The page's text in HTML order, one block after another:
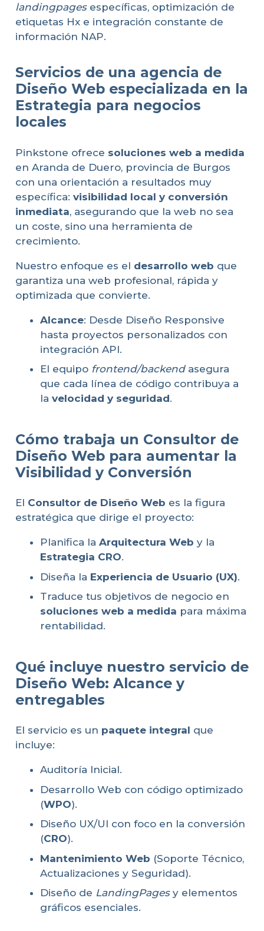
landingpagesespecíficas, optimización de
etiquetas Hx e integración constante de
información NAP.
Servicios de una agencia de
Diseño Web especializada en la
Estrategia para negocios
locales
Pinkstone ofrece soluciones web a medida
en Aranda de Duero, provincia de Burgos
con una orientación a resultados muy
específica: visibilidad local y conversión
inmediata, asegurando que la web no sea
un coste, sino una herramienta de
crecimiento.
Nuestro enfoque es el desarrollo web que
garantiza una web profesional, rápida y
optimizada que convierte.
Alcance: Desde Diseño Responsive
hasta proyectos personalizados con
integración API.
El equipo frontend/backendasegura
que cada línea de código contribuya a
la velocidad y seguridad.
Cómo trabaja un Consultor de
Diseño Web para aumentar la
Visibilidad y Conversión
El Consultor de Diseño Web es la figura
estratégica que dirige el proyecto:
Planifica la Arquitectura Web y la
Estrategia CRO.
Diseña la Experiencia de Usuario (UX).
Traduce tus objetivos de negocio en
soluciones web a medida para máxima
rentabilidad.
Qué incluye nuestro servicio de
Diseño Web: Alcance y
entregables
El servicio es un paquete integral que
incluye:
Auditoría Inicial.
Desarrollo Web con código optimizado
(WPO).
Diseño UX/UI con foco en la conversión
(CRO).
Mantenimiento Web (Soporte Técnico,
Actualizaciones y Seguridad).
Diseño de LandingPagesy elementos
gráficos esenciales.